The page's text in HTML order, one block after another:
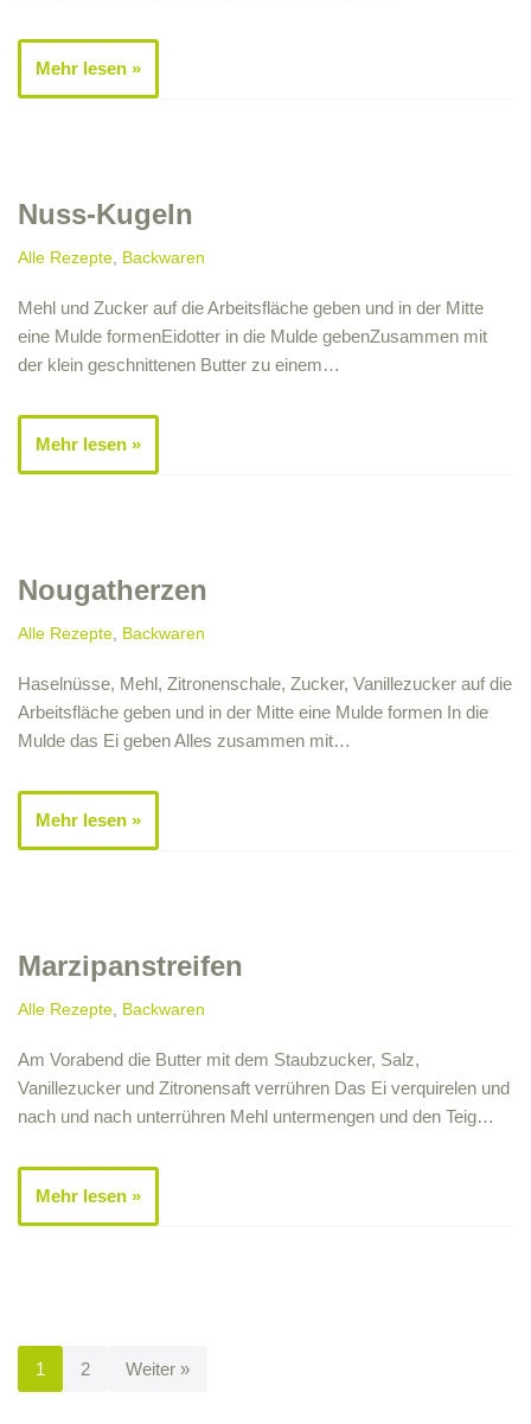
Mehr lesen »
Nuss-Kugeln
Alle Rezepte Backwaren
Mehl und Zucker auf die Arbeitsfläche geben und in der Mitte
eine Mulde formenEidotter in die Mulde gebenZusammen mit
der klein geschnittenen Butter zu einem…
Mehr lesen »
Nougatherzen
Alle Rezepte Backwaren
Haselnüsse, Mehl, Zitronenschale, Zucker, Vanillezucker auf die
Arbeitsfläche geben und in der Mitte eine Mulde formen In die
Mulde das Ei geben Alles zusammen mit…
Mehr lesen »
Marzipanstreifen
Alle Rezepte Backwaren
Am Vorabend die Butter mit dem Staubzucker, Salz,
Vanillezucker und Zitronensaft verrühren Das Ei verquirelen und
nach und nach unterrühren Mehl untermengen und den Teig…
Mehr lesen »
1 2 Weiter »